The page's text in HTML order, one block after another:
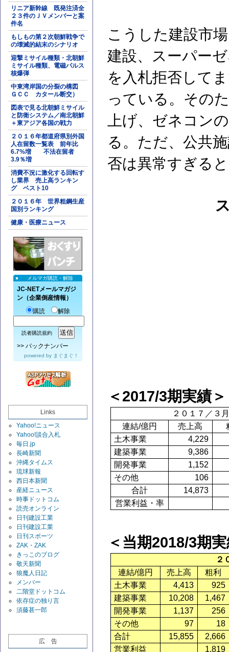
リニア新幹線 既発注済全
２３件のＪＶメンバーと案
件名
もしもの第２次朝鮮戦争で
の壊滅的結末のシナリオ
迎撃ミサイル種類・北朝鮮
ミサイル種類、電磁パルス
核爆弾
中東湾岸国の分裂の構図
ＧＣＣ カタール断交）
図表で見る北朝鮮ミサイル
と防衛システム／南北朝鮮
＋東アジア各国の戦力
２０１６年都道府県別外国
人在留数一覧表 前年比
6.7%増 不法在留者
3.9％増
消費不況に激化する回転す
し業界 売上高ランキン
グ ベスト10
２０１６年 世界粗鋼生産
国別ランキング
健康・医療ニュース
メルマガ購読・解除
JC-NETメールマガジ
ン（企業倒産情報）
購読
解除
読者購読規約
>> バックナンバー
powered by まぐまぐ！
Links
Yahoo!ニュース
Yahoo!談合入札
毎日.jp
長崎新聞
沖縄タイムス
琉球新報
西日本新聞
産経ニュース
時事ドットコム
読売オンライン
日刊建設工業
日刊建設工業
日刊スポーツ
ZAK・ZAK
きっこのブログ
敬天新聞
狼魔人日記
メンバー
二階堂ドットコム
依存症の独り言
須藤甚一郎
広 告
こうした建設市
建設、スーパー
を入札拒否して
っている。その
上げ、ゼネコン
る。ただ、公共
否は異常すぎる
＜ 2017/3期実績＞
２０１７／３
連結/億円 売上高
土木事業
4,229
建築事業
9,386
開発事業
1,152
その他
106
合計
14,873
営業利益・率
＜当期2018/3期
２
連結/億円 売上高
粗利
土木事業
4,413
925
建築事業
10,208
1,467
開発事業
1,137
256
その他
97
18
合計
15,855
2,666
営業利益
1,819